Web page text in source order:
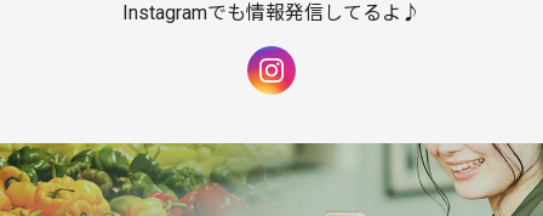
Instagramでも情報発信してるよ♪